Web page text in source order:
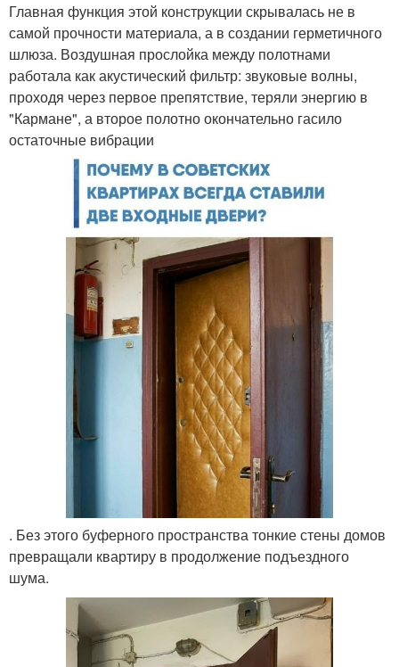
Главная функция этой конструкции скрывалась не в
самой прочности материала, а в создании герметичного
шлюза. Воздушная прослойка между полотнами
работала как акустический фильтр: звуковые волны,
проходя через первое препятствие, теряли энергию в
"Кармане", а второе полотно окончательно гасило
остаточные вибрации
. Без этого буферного пространства тонкие стены домов
превращали квартиру в продолжение подъездного
шума.